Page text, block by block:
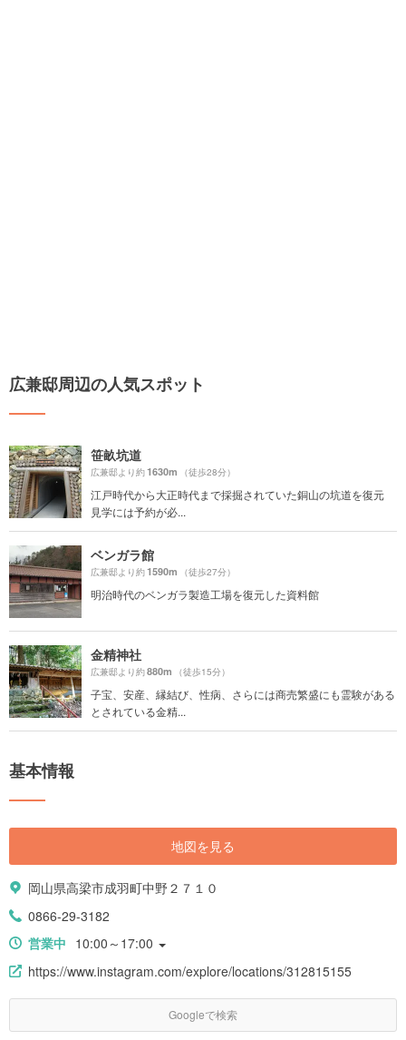
広兼邸周辺の人気スポット
笹畝坑道
広兼邸より約1630m （徒歩28分）
江戸時代から大正時代まで採掘されていた銅山の坑道を復元
見学には予約が必...
ベンガラ館
広兼邸より約1590m （徒歩27分）
明治時代のベンガラ製造工場を復元した資料館
金精神社
広兼邸より約880m （徒歩15分）
子宝、安産、縁結び、性病、さらには商売繁盛にも霊験がある
とされている金精...
基本情報
地図を見る
岡山県高梁市成羽町中野２７１０
0866-29-3182
営業中 10:00～17:00
https://www.instagram.com/explore/locations/312815155
Googleで検索